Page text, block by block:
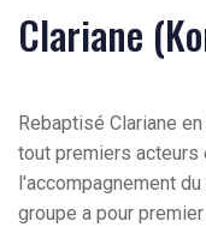
Clariane
Rebaptisé Clariane
tout premiers acteurs
l'accompagnement
groupe a pour